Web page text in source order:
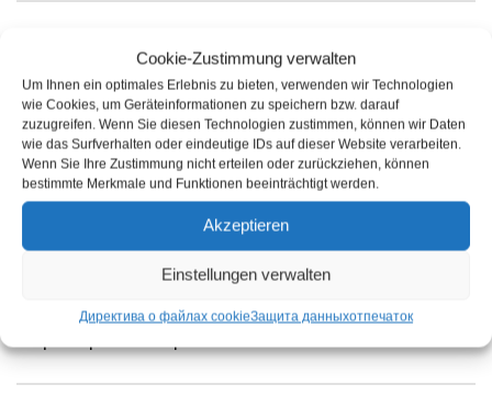
Cookie-Zustimmung verwalten
Um Ihnen ein optimales Erlebnis zu bieten, verwenden wir Technologien
wie Cookies, um Geräteinformationen zu speichern bzw. darauf
zuzugreifen. Wenn Sie diesen Technologien zustimmen, können wir Daten
wie das Surfverhalten oder eindeutige IDs auf dieser Website verarbeiten.
Wenn Sie Ihre Zustimmung nicht erteilen oder zurückziehen, können
bestimmte Merkmale und Funktionen beeinträchtigt werden.
Akzeptieren
Einstellungen verwalten
Директива о файлах cookieЗащита данныхотпечаток
свойства продукта
Малый вес и высокая стабильность
Наушники согласно EN 352
Легкий, удобный и удобный
Идеально подходит для всех шумовых ситуаций без